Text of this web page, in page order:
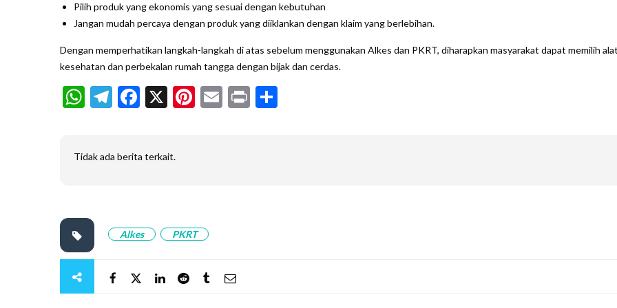
Pilih produk yang ekonomis yang sesuai dengan kebutuhan
Jangan mudah percaya dengan produk yang diiklankan dengan klaim yang berlebihan.
Dengan memperhatikan langkah-langkah di atas sebelum menggunakan Alkes dan PKRT, diharapkan masyarakat dapat memilih
kesehatan dan perbekalan rumah tangga dengan bijak dan cerdas.
WhatsApp
Telegram
Facebook
X Pinterest
Email
Print
Tidak ada berita terkait.
Alkes PKRT